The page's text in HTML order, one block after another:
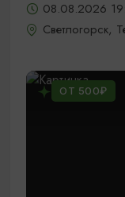
08.08.2026
Светлогорск,
ОТ 500₽